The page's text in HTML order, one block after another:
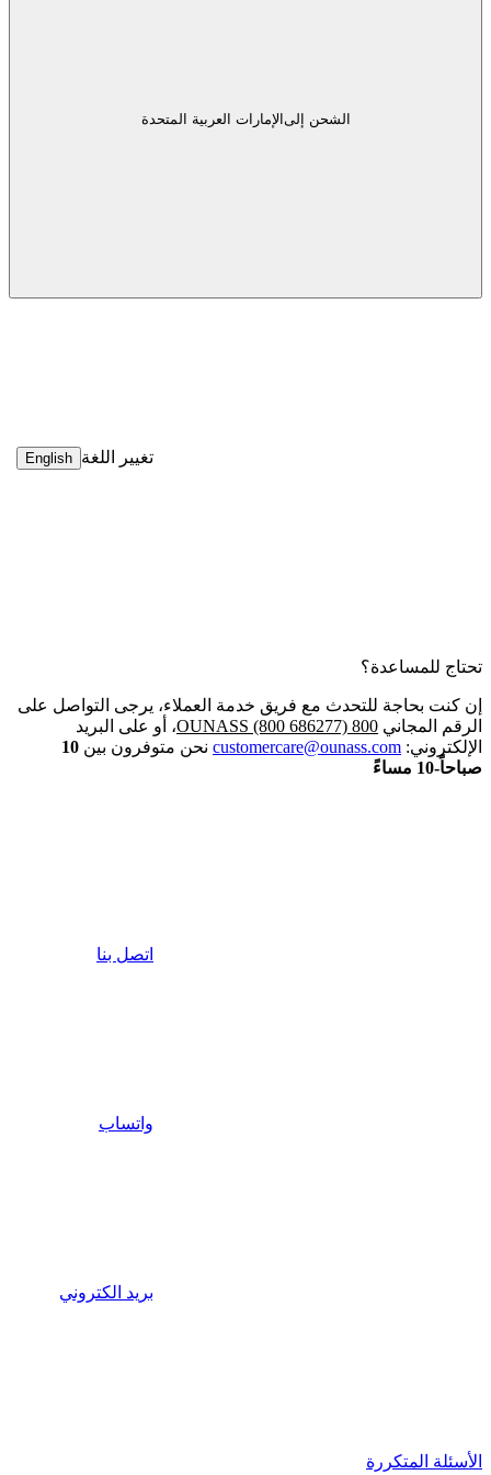
الشحن إلىالإمارات العربية المتحدة
تغيير اللغة English
تحتاج للمساعدة؟
إن كنت بحاجة للتحدث مع فريق خدمة العملاء، يرجى التواصل على
الرقم المجاني 800 OUNASS (800 686277)
، أو على البريد
الإلكتروني: customercare@ounass.com نحن متوفرون بين 10
صباحاً-10 مساءً
اتصل بنا
واتساب
بريد الكتروني
الأسئلة المتكررة